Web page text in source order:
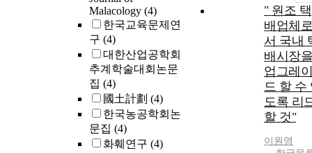
Malacology (4)
한국교육문제연
구 (4)
대한산업공학회
추계학술대회논문
집 (4)
國土計劃 (4)
한국농공학회논
문집 (4)
화훼연구 (4)
" 원조 택
배업체로
서 국내
배시장을
업그레이
드 할 수
도록 리
할 것"
이원영